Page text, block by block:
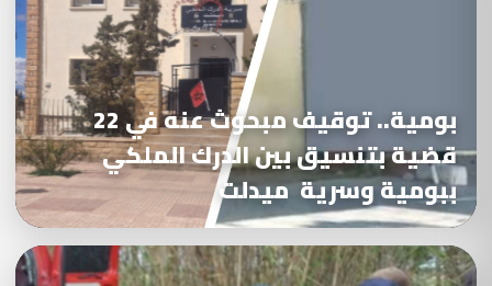
بومية.. توقيف مبحوث عنه في 22
قضية بتنسيق بين الدرك الملكي
ببومية وسرية ميدلت